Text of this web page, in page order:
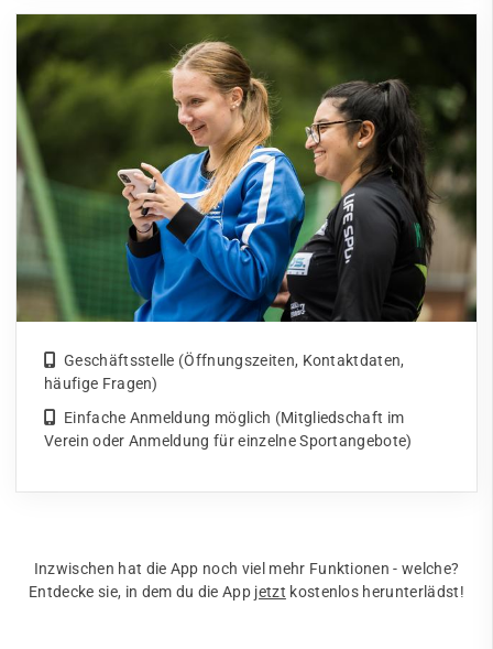
Geschäftsstelle (Öffnungszeiten, Kontaktdaten,
häufige Fragen)
Einfache Anmeldung möglich (Mitgliedschaft im
Verein oder Anmeldung für einzelne Sportangebote)
Inzwischen hat die App noch viel mehr Funktionen - welche?
Entdecke sie, in dem du die App jetzt kostenlos herunterlädst!